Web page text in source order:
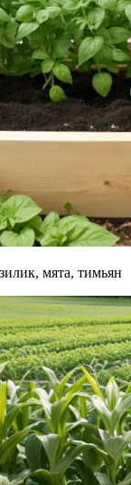
мята, тимьян